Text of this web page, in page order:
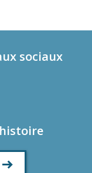
sociaux